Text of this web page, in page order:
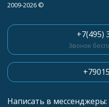
2009-2026 ©
+7(495)
Звонок
Написать в мессенджеры: